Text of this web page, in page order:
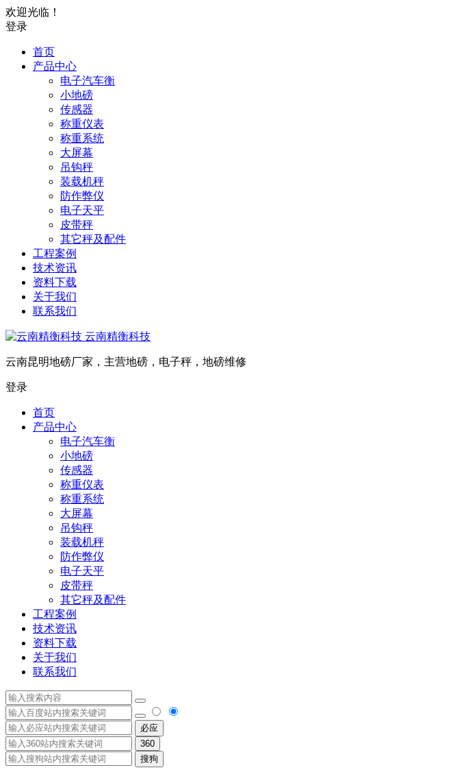
欢迎光临！
登录
首页
产品中心
电子汽车衡
小地磅
传感器
称重仪表
称重系统
大屏幕
吊钩秤
装载机秤
防作弊仪
电子天平
皮带秤
其它秤及配件
工程案例
技术资讯
资料下载
关于我们
联系我们
云南精衡科技
云南昆明地磅厂家，主营地磅，电子秤，地磅维修
登录
首页
产品中心
电子汽车衡
小地磅
传感器
称重仪表
称重系统
大屏幕
吊钩秤
装载机秤
防作弊仪
电子天平
皮带秤
其它秤及配件
工程案例
技术资讯
资料下载
关于我们
联系我们
必应
360
搜狗